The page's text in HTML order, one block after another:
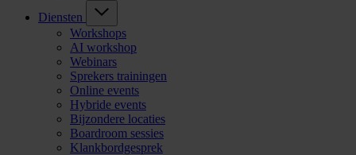
Diensten
Workshops
AI workshop
Webinars
Sprekers trainingen
Online events
Hybride events
Bijzondere locaties
Boardroom sessies
Klankbordgesprek